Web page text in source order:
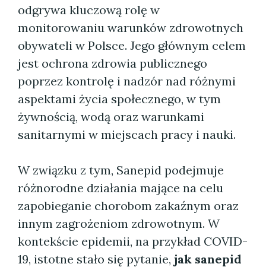
odgrywa kluczową rolę w
monitorowaniu warunków zdrowotnych
obywateli w Polsce. Jego głównym celem
jest ochrona zdrowia publicznego
poprzez kontrolę i nadzór nad różnymi
aspektami życia społecznego, w tym
żywnością, wodą oraz warunkami
sanitarnymi w miejscach pracy i nauki.
W związku z tym, Sanepid podejmuje
różnorodne działania mające na celu
zapobieganie chorobom zakaźnym oraz
innym zagrożeniom zdrowotnym. W
kontekście epidemii, na przykład COVID-
19, istotne stało się pytanie, jak sanepid